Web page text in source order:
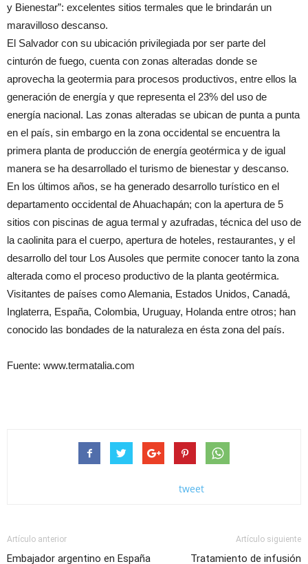
y Bienestar”: excelentes sitios termales que le brindarán un
maravilloso descanso.
El Salvador con su ubicación privilegiada por ser parte del
cinturón de fuego, cuenta con zonas alteradas donde se
aprovecha la geotermia para procesos productivos, entre ellos la
generación de energía y que representa el 23% del uso de
energía nacional. Las zonas alteradas se ubican de punta a punta
en el país, sin embargo en la zona occidental se encuentra la
primera planta de producción de energía geotérmica y de igual
manera se ha desarrollado el turismo de bienestar y descanso.
En los últimos años, se ha generado desarrollo turístico en el
departamento occidental de Ahuachapán; con la apertura de 5
sitios con piscinas de agua termal y azufradas, técnica del uso de
la caolinita para el cuerpo, apertura de hoteles, restaurantes, y el
desarrollo del tour Los Ausoles que permite conocer tanto la zona
alterada como el proceso productivo de la planta geotérmica.
Visitantes de países como Alemania, Estados Unidos, Canadá,
Inglaterra, España, Colombia, Uruguay, Holanda entre otros; han
conocido las bondades de la naturaleza en ésta zona del país.
Fuente: www.termatalia.com
tweet
Artículo anterior
Embajador argentino en España
Artículo siguiente
Tratamiento de infusión